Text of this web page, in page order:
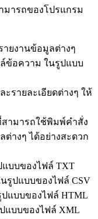
มารถของโปรแกรม
ายงานข้อมูลต่างๆ
ข้อความ ในรูปแบบ
ะรายละเอียดต่างๆ ให้
สามารถใช้พิมพ์คำสั่ง
างๆ ได้อย่างสะดวก
แบบของไฟล์ TXT
รูปแบบของไฟล์ CSV
แบบของไฟล์ HTML
แบบของไฟล์ XML